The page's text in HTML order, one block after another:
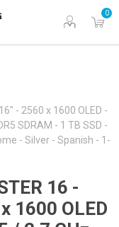
0
- 2560 x 1600 OLED -
SDRAM - 1 TB SSD -
- Silver - Spanish - 1-
16 -
1600 OLED